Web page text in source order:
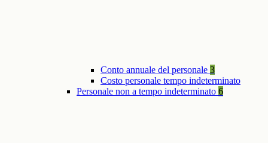
Conto annuale del personale 3
Costo personale tempo indeterminato
Personale non a tempo indeterminato 6